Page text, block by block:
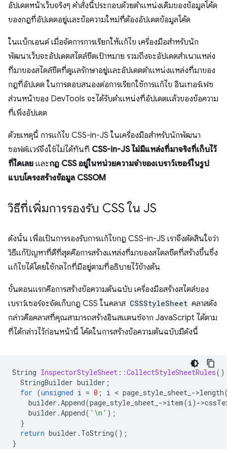
อัปเดตหน้าเว็บจริงๆ คำสั่งนี้ประกอบด้วยตําแหน่งเดิมของข้อมูลโค้ด
ของกฎที่อัปเดตอยู่และข้อความใหม่ที่ต้องอัปเดตข้อมูลโค้ด
ในแบ็กเอนด์ เมื่อจัดการการเรียกให้แก้ไข เครื่องมือสำหรับนัก
พัฒนาเว็บจะอัปเดตสไตล์ชีตเป้าหมาย รวมถึงจะอัปเดตสําเนาแหล่ง
ที่มาของสไตล์ชีตที่ดูแลรักษาอยู่และอัปเดตตําแหน่งแหล่งที่มาของ
กฎที่อัปเดต ในการตอบสนองต่อการเรียกใช้การแก้ไข อินเทอร์เฟซ
ส่วนหน้าของ DevTools จะได้รับตําแหน่งที่อัปเดตแล้วของข้อความ
ที่เพิ่งอัปเดต
ด้วยเหตุนี้ การแก้ไข CSS-in-JS ในเครื่องมือสำหรับนักพัฒนา
ซอฟต์แวร์จึงใช้ไม่ได้ทันที CSS-in-JS ไม่มีแหล่งที่มาจริงที่เก็บไว้
ที่ใดเลย และกฎ CSS อยู่ในหน่วยความจําของเบราว์เซอร์ในรูป
แบบโครงสร้างข้อมูล CSSOM
วิธีที่เพิ่มการรองรับ CSS ใน JS
ดังนั้น เพื่อเป็นการรองรับการแก้ไขกฎ CSS-in-JS เราจึงตัดสินใจว่า
วิธีแก้ปัญหาที่ดีที่สุดคือการสร้างแหล่งที่มาของสไตลชีตที่สร้างขึ้นซึ่ง
แก้ไขได้โดยใช้กลไกที่มีอยู่ตามที่อธิบายไว้ข้างต้น
ขั้นตอนแรกคือการสร้างข้อความต้นฉบับ เครื่องมือสร้างสไตล์ของ
เบราว์เซอร์จะจัดเก็บกฎ CSS ในคลาส CSSStyleSheet คลาสดัง
กล่าวคือคลาสที่คุณสามารถสร้างอินสแตนซ์จาก JavaScript ได้ตาม
ที่ได้กล่าวไว้ก่อนหน้านี้ โค้ดในการสร้างข้อความต้นฉบับมีดังนี้
String InspectorStyleSheet::CollectStyleSheetRules()
StringBuilder builder ;
for (unsigned i = 0 ; i < page_style_sheet_ ->length
builder .Append(page_style_sheet_ ->item(i) ->
builder .Append( '\n' );
}
return builder . ToString();
}